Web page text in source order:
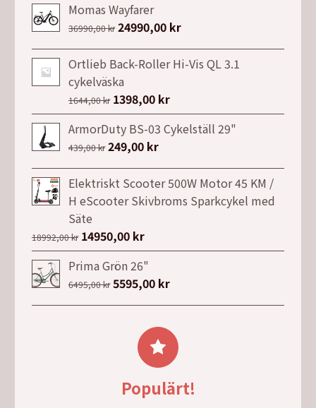
Momas Wayfarer
36990,00kr Det
ursprungliga
priset
var:
36990,00 kr.
24990,00 krDet
nuvarande
priset
Ortlieb Back-Roller Hi-Vis QL 3.1
cykelväska
1644,00kr Det
ursprungliga
priset
var:
1644,00 kr.
1398,00 krDet
nuvarande
priset
1398,00 kr.
ArmorDuty BS-03 Cykelställ 29"
439,00kr Det
ursprungliga
priset
var:
249,00 krDet
nuvarande
priset
är:
Elektriskt Scooter 500W Motor 45 KM /
H eScooter Skivbroms Sparkcykel med
Säte
18992,00kr Det
ursprungliga
priset
var:
18992,00 kr.
14950,00 krDet
nuvarande
är:
14950,00 kr.
Prima Grön 26"
6495,00kr Det
ursprungliga
6495,00 kr.
5595,00 krDet
nuvarande
är:
5595,00 kr.
Populärt!